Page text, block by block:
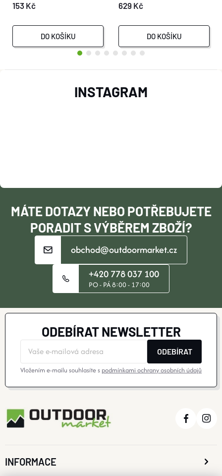
153 Kč
DO KOŠÍKU
629 Kč
DO KOŠÍKU
T
MÁTE DOTAZY NEBO POTŘEBUJETE
PORADIT S VÝBĚREM ZBOŽÍ?
obchod@outdoormarket.cz
+420 778 037 100
PO - PÁ 8:00 - 17:00
INSTAGRAM
ODEBÍRAT NEWSLETTER
ODEBÍRAT
Vložením e-mailu souhlasíte s podmínkami ochrany osobních údajů
INFORMACE